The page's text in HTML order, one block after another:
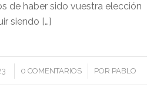
de haber sido vuestra elección
siendo […]
0 COMENTARIOS
/ POR PABLO